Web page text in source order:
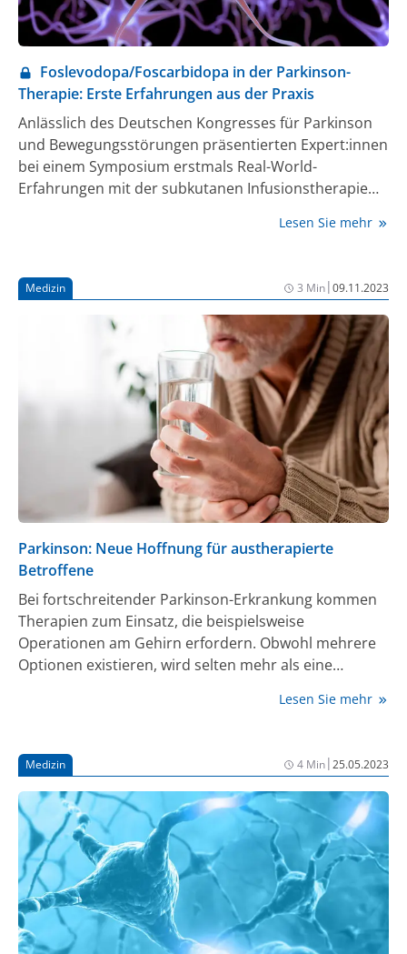
Foslevodopa/Foscarbidopa in der Parkinson-
Therapie: Erste Erfahrungen aus der Praxis
Anlässlich des Deutschen Kongresses für Parkinson
und Bewegungsstörungen präsentierten Expert:innen
bei einem Symposium erstmals Real-World-
Erfahrungen mit der subkutanen Infusionstherapie
Patient:innen mit fortgeschrittener Parkinson-
Zulassungsstudien gezeigte kontinuierliche
Symptomkontrolle über 24 Stunden hinweg – mit
signifikant mehr ON- und weniger OFF-Zeit im
Vergleich zu oraler Medikation sowie einer deutlichen
Verringerung der morgendlichen Akinesen.
Lesen Sie mehr
Medizin 3 Min|09.11.2023
Parkinson: Neue Hoffnung für austherapierte
Betroffene
Bei fortschreitender Parkinson-Erkrankung kommen
Therapien zum Einsatz, die beispielsweise
Operationen am Gehirn erfordern. Obwohl mehrere
Optionen existieren, wird selten mehr als eine
meist als austherapiert. Eine Studie unter der Leitung
München (TUM) zeigt nun, dass auch vermeintlich
hoffnungslose Fälle noch von einem Therapiewechsel
profitieren können (1).
Lesen Sie mehr
Medizin 4 Min|25.05.2023